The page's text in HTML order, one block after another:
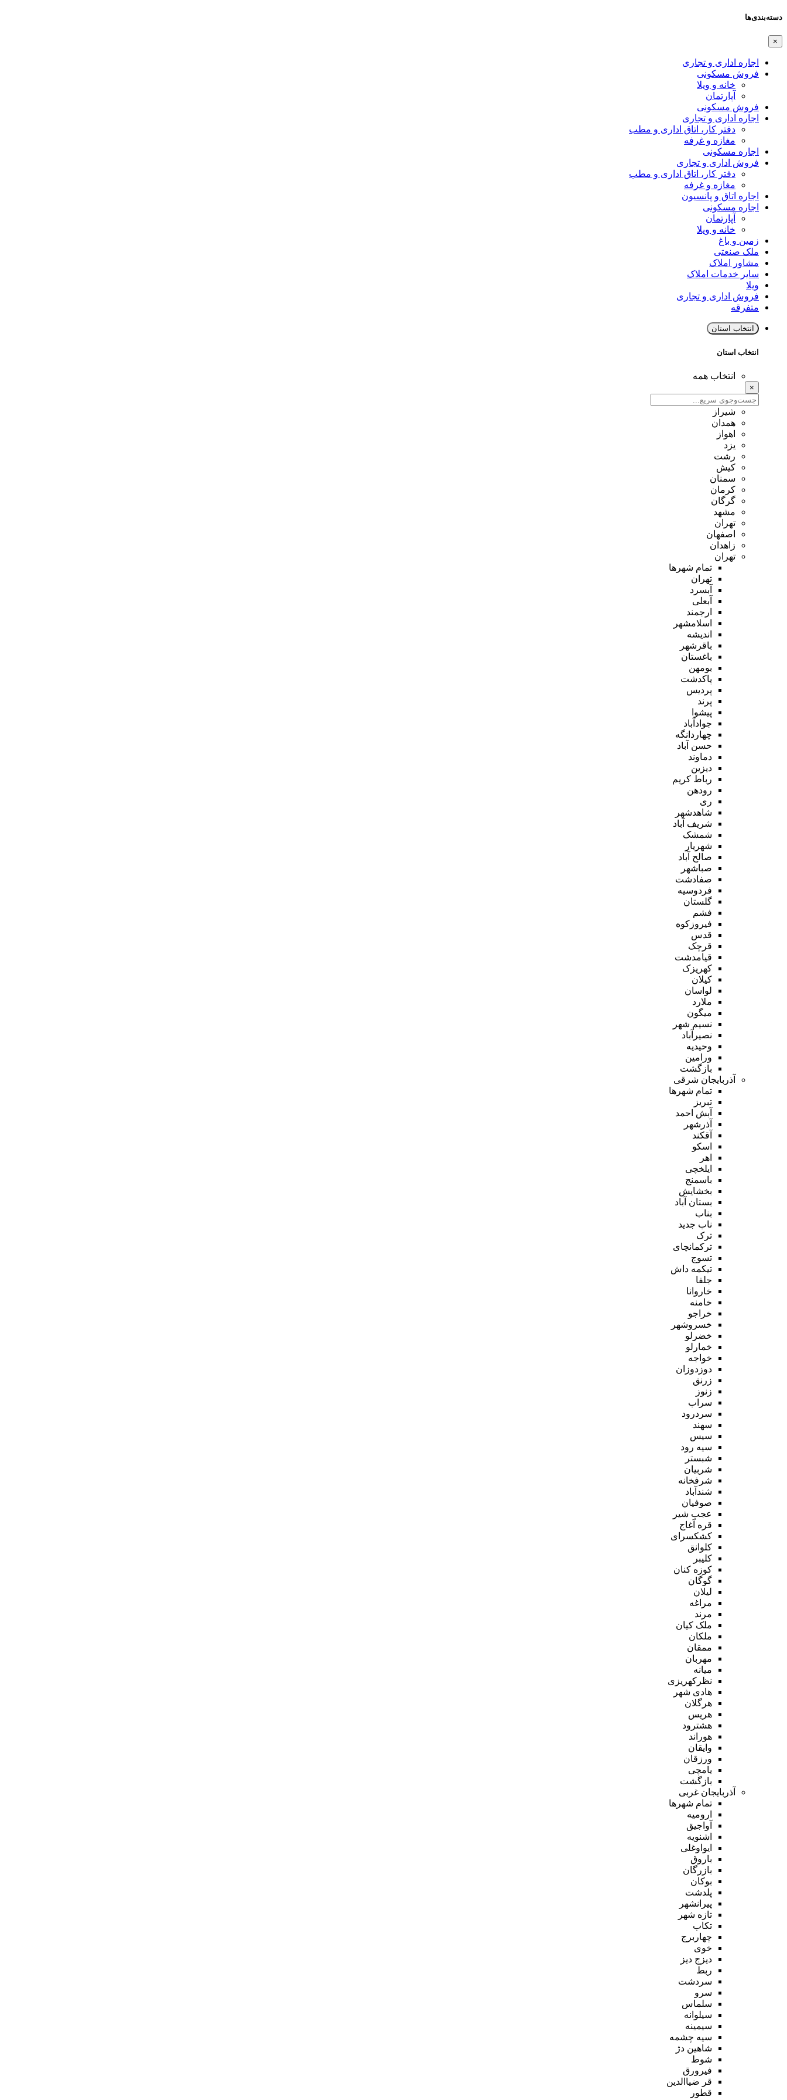
دسته‌بندی‌ها
×
اجاره اداری و تجاری
فروش مسکونی
خانه و ویلا
آپارتمان
فروش مسکونی
اجاره اداری و تجاری
دفتر کار، اتاق اداری و مطب
مغازه و غرفه
اجاره مسکونی
فروش اداری و تجاری
دفتر کار، اتاق اداری و مطب
مغازه و غرفه
اجاره اتاق و پانسیون
اجاره مسکونی
آپارتمان
خانه و ویلا
زمین و باغ
ملک صنعتی
مشاور املاک
سایر خدمات املاک
ویلا
فروش اداری و تجاری
متفرقه
انتخاب استان
انتخاب استان
انتخاب همه
×
شیراز
همدان
اهواز
یزد
رشت
کیش
سمنان
کرمان
گرگان
مشهد
تهران
اصفهان
زاهدان
تهران
تمام شهر‌ها
تهران
آبسرد
آبعلی
ارجمند
اسلامشهر
اندیشه
باقرشهر
باغستان
بومهن
پاکدشت
پردیس
پرند
پیشوا
جوادآباد
چهاردانگه
حسن آباد
دماوند
دیزین
رباط کریم
رودهن
ری
شاهدشهر
شریف آباد
شمشک
شهریار
صالح آباد
صباشهر
صفادشت
فردوسیه
گلستان
فشم
فیروزکوه
قدس
قرچک
قیامدشت
کهریزک
کیلان
لواسان
ملارد
میگون
نسیم شهر
نصیرآباد
وحیدیه
ورامین
بازگشت
آذربایجان شرقی
تمام شهر‌ها
تبریز
آبش احمد
آذرشهر
آقکند
اسکو
اهر
ایلخچی
باسمنج
بخشایش
بستان آباد
بناب
ناب جدید
ترک
ترکمانچای
تسوج
تیکمه داش
جلفا
خاروانا
خامنه
خراجو
خسروشهر
خضرلو
خمارلو
خواجه
دوزدوزان
زرنق
زنوز
سراب
سردرود
سهند
سیس
سیه رود
شبستر
شربیان
شرفخانه
شندآباد
صوفیان
عجب شیر
قره آغاج
کشکسرای
کلوانق
کلیبر
کوزه کنان
گوگان
لیلان
مراغه
مرند
ملک کیان
ملکان
ممقان
مهربان
میانه
نظرکهریزی
هادی شهر
هرگلان
هریس
هشترود
هوراند
وایقان
ورزقان
یامچی
بازگشت
آذربایجان غربی
تمام شهر‌ها
ارومیه
آواجیق
اشنویه
ایواوغلی
باروق
بازرگان
بوکان
پلدشت
پیرانشهر
تازه شهر
تکاب
چهاربرج
خوی
دیزج دیز
ربط
سردشت
سرو
سلماس
سیلوانه
سیمینه
سیه چشمه
شاهین دژ
شوط
فیرورق
قر ضیاالدین
قطور